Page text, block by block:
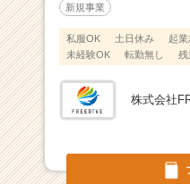
届
く
活
ト
新規事業
私服OK 土日休み 起
未経験OK
転勤無し 残
株式会社